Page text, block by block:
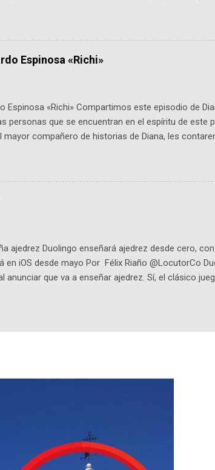
y por qué importa en Bogotá
tienen 24 horas para idear startups basadas en
evento gratuito el 30 de enero a las 10:00 a. m. en
Espinosa «Richi»
Espinosa «Richi» Compartimos este episodio de
personas que se encuentran en el espíritu de este
mayor compañero de historias de Diana, les
"la fuerza poderosa", del relato viviente que
un personaje de gabán y sombrero que parecía
colección Ricardo Espinosa: los cómics, las
Biblioteca Luis Ángel Arango ¡Síguenos en
ajedrez Duolingo enseñará ajedrez desde cero,
en iOS desde mayo Por Félix Riaño @LocutorCo
anunciar que va a enseñar ajedrez. Sí, el clásico
en inglés. Los usuarios aprenderán desde lo
y ayudas visuales. ¿Será posible que una app que